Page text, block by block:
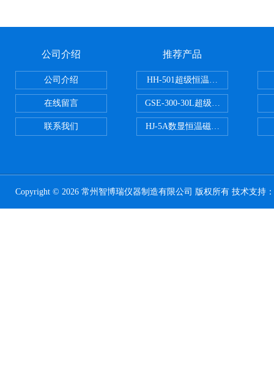
公司介绍
公司介绍
在线留言
联系我们
推荐产品
HH-501超级恒温水浴
GSE-300-30L超级循环恒温油浴锅
HJ-5A数显恒温磁力搅拌器
Copyright © 2026 常州智博瑞仪器制造有限公司 版权所有 技术支持：